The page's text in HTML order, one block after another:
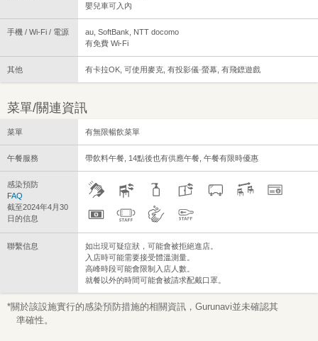
嬰兒車可入內
手機 / Wi-Fi / 電源
au, SoftBank, NTT docomo
有免費 Wi-Fi
其他 有卡拉OK, 可使用麥克, 有投影儀·螢幕, 有飛鏢遊戲
菜單/關連資訊
菜單 有無限暢飲菜單
午餐服務 帶飲料午餐, 14點後也有供應午餐, 午餐有限時優惠
感染預防
FAQ
截至2024年4月30
日的信息
聯繫信息
如出現可疑症狀，可能會被拒絕進店。
入店時可能需要接受體溫測量。
高峰時段可能會限制入店人數。
就餐以外的時間可能會被請求配戴口罩。
*關於該設施實行的感染預防措施的相關資訊，Gurunavi並未確認其
準確性。